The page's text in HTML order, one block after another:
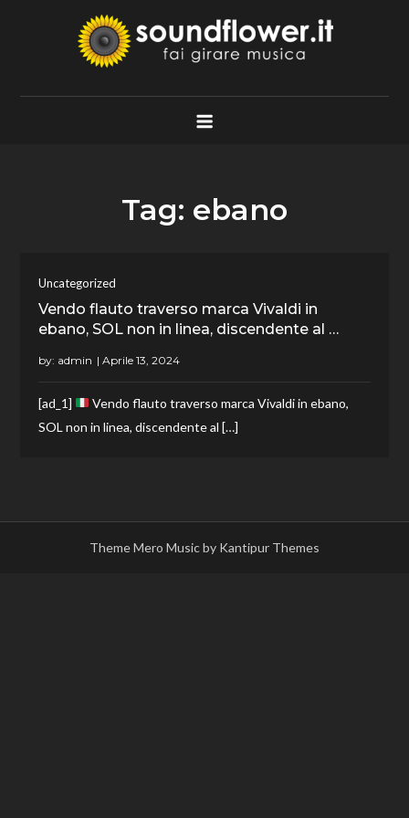
Soundflower.it
Fai Girare Musica
Tag: ebano
Uncategorized
Vendo flauto traverso marca Vivaldi in
ebano, SOL non in linea, discendente al …
by: admin
[ad_1]
Vendo flauto traverso marca Vivaldi in ebano,
SOL non in linea, discendente al […]
Theme Mero Music by Kantipur Themes